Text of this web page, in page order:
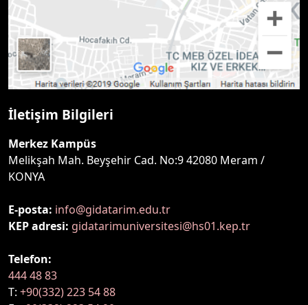
İletişim Bilgileri
Merkez Kampüs
Melikşah Mah. Beyşehir Cad. No:9 42080 Meram /
KONYA
E-posta: info@gidatarim.edu.tr
KEP adresi: gidatarimuniversitesi@hs01.kep.tr
Telefon:
444 48 83
T: +90(332) 223 54 88